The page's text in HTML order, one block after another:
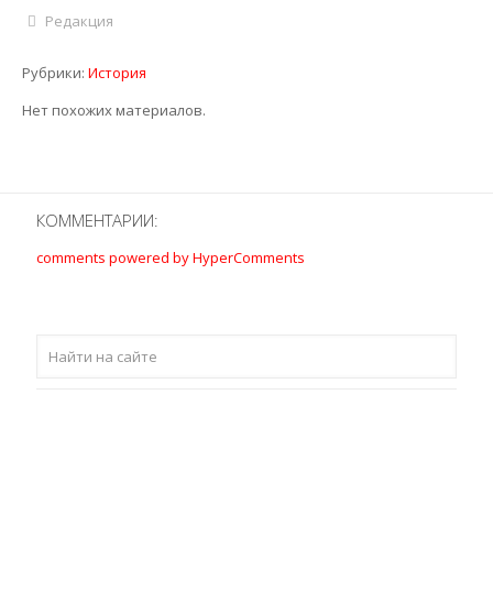
Редакция
Рубрики: История
Нет похожих материалов.
КОММЕНТАРИИ:
comments powered by HyperComments